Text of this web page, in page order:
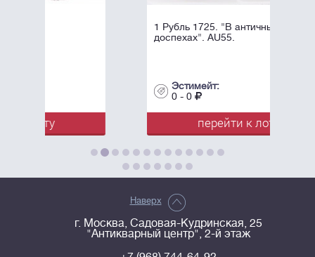
1 Рубль 1725. "В античных
доспехах". AU55.
перейти к лоту
Наверх
г. Москва, Садовая-Кудринская, 25
"Антикварный центр", 2-й этаж